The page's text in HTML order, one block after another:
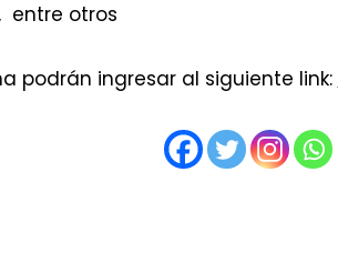
entre otros
podrán ingresar al siguiente link: